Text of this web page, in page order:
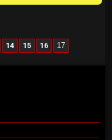
14 15 16 17